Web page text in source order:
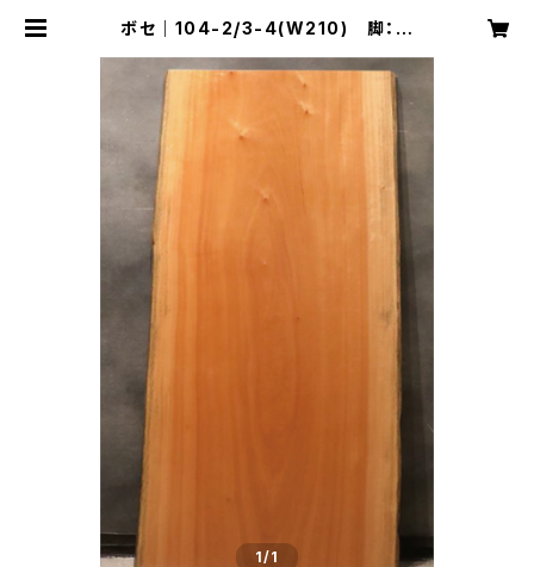
ボセ｜104-2/3-4(W210) 脚：別
ザイン
1/1